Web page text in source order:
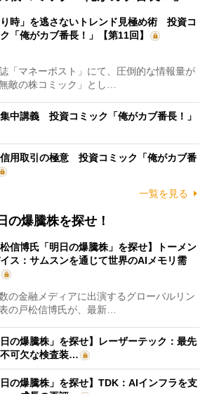
り時」を逃さないトレンド見極め術 投資コ
「俺がカブ番長！」【第11回】
「マネーポスト」にて、圧倒的な情報量が
敵の株コミック」とし…
中講義 投資コミック「俺がカブ番長！」
用取引の極意 投資コミック「俺がカブ番
一覧を見る
の爆騰株を探せ！
松信博氏「明日の爆騰株」を探せ】トーメン
ス：サムスンを通じて世界のAIメモリ需
の金融メディアに出演するグローバルリン
の戸松信博氏が、最新…
日の爆騰株」を探せ】レーザーテック：最先
可欠な検査装…
日の爆騰株」を探せ】TDK：AIインフラを支